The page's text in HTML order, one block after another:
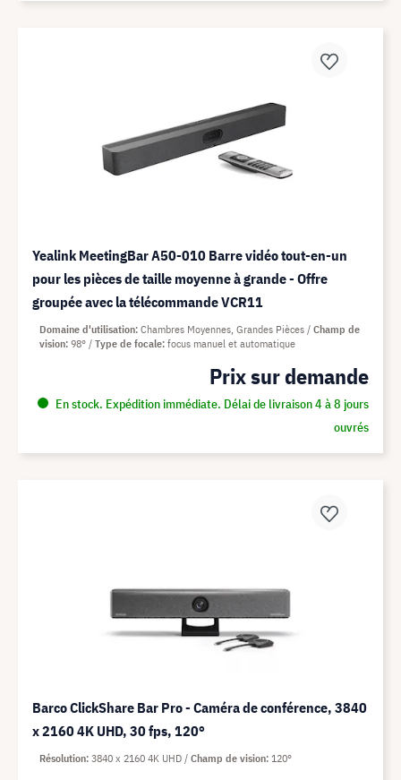
Yealink MeetingBar A50-010 Barre vidéo tout-en-un
pour les pièces de taille moyenne à grande - Offre
groupée avec la télécommande VCR11
Prix sur demande
En stock. Expédition immédiate. Délai de livraison 4 à 8 jours
ouvrés
Domaine d'utilisation Chambres Moyennes, Grandes Pièces
Champ de
vision 98° Type de focale focus manuel et automatique
Barco ClickShare Bar Pro - Caméra de conférence, 3840
x 2160 4K UHD, 30 fps, 120°
Résolution 3840 x 2160 4K UHD Champ de vision 120°